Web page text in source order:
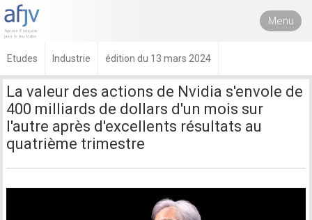
Menu
Etudes Industrie édition du 13 mars 2024
La valeur des actions de Nvidia s'envole de
400 milliards de dollars d'un mois sur
l'autre après d'excellents résultats au
quatrième trimestre